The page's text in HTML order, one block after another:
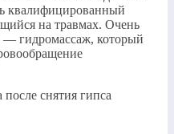
квалифицированный
на травмах. Очень
— гидромассаж, который